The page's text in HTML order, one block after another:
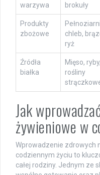
warzywa
brokuły
Produkty
zbożowe
chleb,
ryż
Źródła
białka
Mięso, ryby,
rośliny
Jak
żywieniowe w
Wprowadzenie zdrowych
codziennym życiu to
całej rodziny. Jednym ze